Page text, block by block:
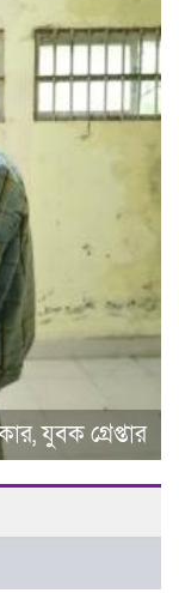
যুবক গ্রেপ্তার